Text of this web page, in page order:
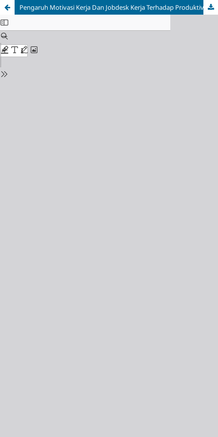
Pengaruh Motivasi Kerja Dan Jobdesk Kerja Terhadap Produktivitas Karyawan Kud Mina Fajar Sidik Blanakan Subang